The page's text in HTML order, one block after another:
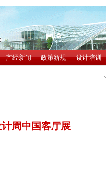
周中国客厅展